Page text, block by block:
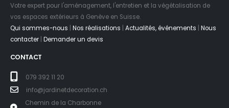
Votre expert pour l'aménagement, l'entretien et la végétalisation de
vos espaces extérieurs à Genève en Suisse.
Qui sommes-nous
Nos réalisations Actualités, événements
Nous
contacter Demander un devis
CONTACT
079 392 11 20
info@jardinetdecoration.ch
Chemin de la Charbonne